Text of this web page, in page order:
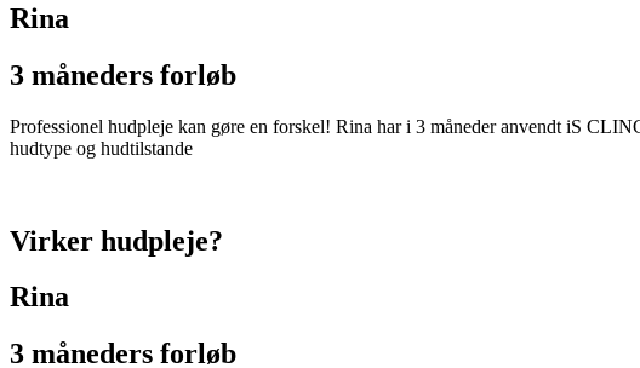
Rina
3 måneders forløb
Professionel hudpleje kan gøre en forskel! Rina har i 3 måneder anvendt iS
hudtype og hudtilstande
Virker hudpleje?
Rina
3 måneders forløb